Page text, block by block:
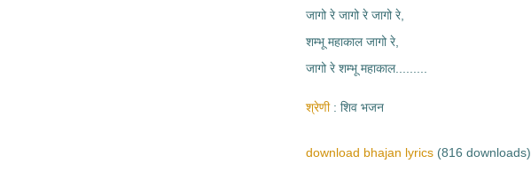
जागो रे जागो रे जागो रे,
शम्भू महाकाल जागो रे,
जागो रे शम्भू महाकाल.........
श्रेणी शिव भजन
download bhajan lyrics (816 downloads)